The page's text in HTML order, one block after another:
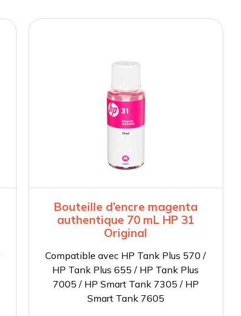
Bouteille d’encre magenta
authentique 70 mL HP 31
Original
Compatible avec HP Tank Plus 570 /
HP Tank Plus 655 / HP Tank Plus
7005 / HP Smart Tank 7305 / HP
Smart Tank 7605